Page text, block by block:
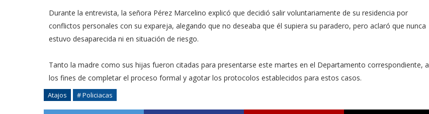
Durante la entrevista, la señora Pérez Marcelino explicó que decidió salir voluntariamente de su residencia por
conflictos personales con su expareja, alegando que no deseaba que él supiera su paradero, pero aclaró que nunca
estuvo desaparecida ni en situación de riesgo.
Tanto la madre como sus hijas fueron citadas para presentarse este martes en el Departamento correspondiente, a
los fines de completar el proceso formal y agotar los protocolos establecidos para estos casos.
Atajos # Policiacas